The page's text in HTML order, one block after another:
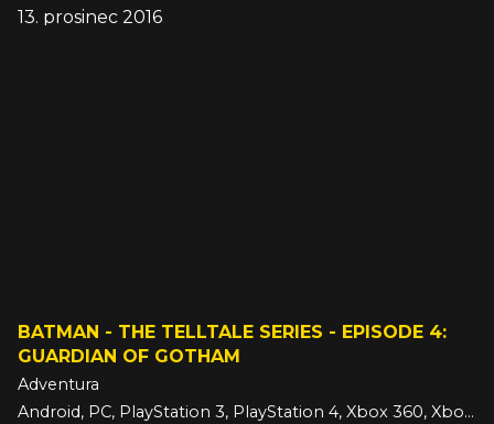
13. prosinec 2016
BATMAN - THE TELLTALE SERIES - EPISODE 4:
GUARDIAN OF GOTHAM
Adventura
Android, PC, PlayStation 3, PlayStation 4, Xbox 360, Xbox One, iOS